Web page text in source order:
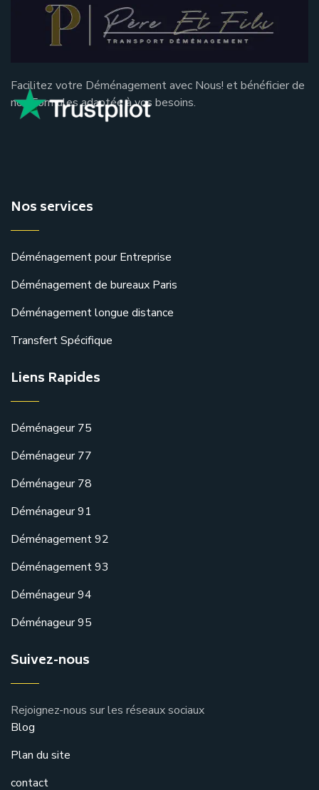
Facilitez votre Déménagement avec Nous! et bénéficier de
nos Formules adaptée à vos besoins.
Nos services
Déménagement pour Entreprise
Déménagement de bureaux Paris
Déménagement longue distance
Transfert Spécifique
Liens Rapides
Déménageur 75
Déménageur 77
Déménageur 78
Déménageur 91
Déménagement 92
Déménagement 93
Déménageur 94
Déménageur 95
Suivez-nous
Rejoignez-nous sur les réseaux sociaux
Blog
Plan du site
contact